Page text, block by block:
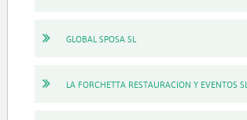
GLOBAL SPOSA SL
LA FORCHETTA RESTAURACION Y EVENTOS SL